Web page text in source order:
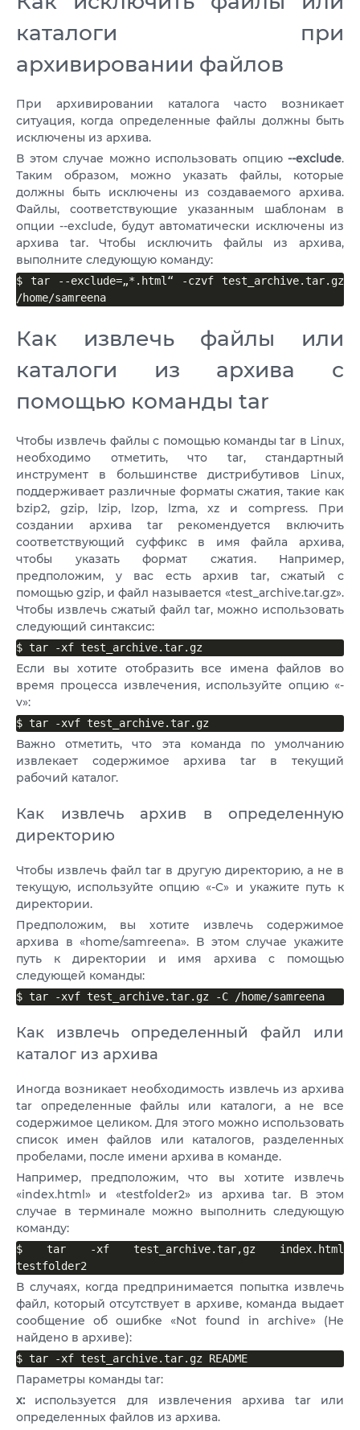
каталоги при
архивировании файлов
При архивировании каталога часто возникает
ситуация, когда определенные файлы должны быть
исключены из архива.
В этом случае можно использовать опцию --exclude.
Таким образом, можно указать файлы, которые
должны быть исключены из создаваемого архива.
Файлы, соответствующие указанным шаблонам в
опции --exclude, будут автоматически исключены из
архива tar. Чтобы исключить файлы из архива,
выполните следующую команду:
$ tar --exclude=„*.html“ -czvf test_archive.tar.gz
/home/samreena
Как извлечь файлы или
каталоги из архива с
помощью команды tar
Чтобы извлечь файлы с помощью команды tar в Linux,
необходимо отметить, что tar, стандартный
инструмент в большинстве дистрибутивов Linux,
поддерживает различные форматы сжатия, такие как
bzip2, gzip, lzip, lzop, lzma, xz и compress. При
создании архива tar рекомендуется включить
соответствующий суффикс в имя файла архива,
чтобы указать формат сжатия. Например,
предположим, у вас есть архив tar, сжатый с
помощью gzip, и файл называется «test_archive.tar.gz».
Чтобы извлечь сжатый файл tar, можно использовать
следующий синтаксис:
$ tar -xf test_archive.tar.gz
Если вы хотите отобразить все имена файлов во
время процесса извлечения, используйте опцию «-
v»:
$ tar -xvf test_archive.tar.gz
Важно отметить, что эта команда по умолчанию
извлекает содержимое архива tar в текущий
рабочий каталог.
Как извлечь архив в определенную
директорию
Чтобы извлечь файл tar в другую директорию, а не в
текущую, используйте опцию «-C» и укажите путь к
директории.
Предположим, вы хотите извлечь содержимое
архива в «home/samreena». В этом случае укажите
путь к директории и имя архива с помощью
следующей команды:
$ tar -xvf test_archive.tar.gz -C /home/samreena
Как извлечь определенный файл или
каталог из архива
Иногда возникает необходимость извлечь из архива
tar определенные файлы или каталоги, а не все
содержимое целиком. Для этого можно использовать
список имен файлов или каталогов, разделенных
пробелами, после имени архива в команде.
Например, предположим, что вы хотите извлечь
«index.html» и «testfolder2» из архива tar. В этом
случае в терминале можно выполнить следующую
команду:
$ tar -xf test_archive.tar,gz index.html
testfolder2
В случаях, когда предпринимается попытка извлечь
файл, который отсутствует в архиве, команда выдает
сообщение об ошибке «Not found in archive» (Не
найдено в архиве):
$ tar -xf test_archive.tar.gz README
Параметры команды tar:
x: используется для извлечения архива tar или
определенных файлов из архива.